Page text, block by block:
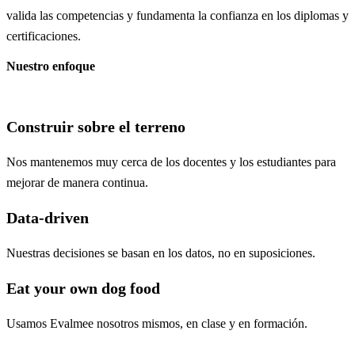
valida las competencias y fundamenta la confianza en los diplomas y
certificaciones.
Nuestro enfoque
Construir sobre el terreno
Nos mantenemos muy cerca de los docentes y los estudiantes para
mejorar de manera continua.
Data-driven
Nuestras decisiones se basan en los datos, no en suposiciones.
Eat your own dog food
Usamos Evalmee nosotros mismos, en clase y en formación.